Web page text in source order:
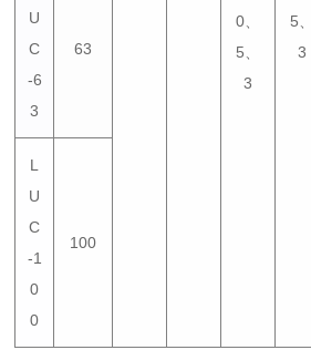
0、
5、
3
5、
3
U
C
-6
3
63
L
U
C
-1
0
0
100